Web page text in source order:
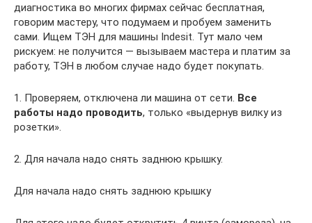
диагностика во многих фирмах сейчас бесплатная,
говорим мастеру, что подумаем и пробуем заменить
сами. Ищем ТЭН для машины Indesit. Тут мало чем
рискуем: не получится — вызываем мастера и платим за
работу, ТЭН в любом случае надо будет покупать.
1. Проверяем, отключена ли машина от сети. Все
работы надо проводить, только «выдернув вилку из
розетки».
2. Для начала надо снять заднюю крышку.
Для начала надо снять заднюю крышку